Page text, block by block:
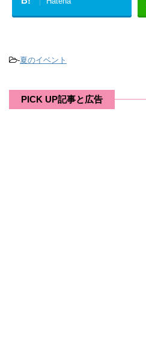
-夏のイベント
PICK UP記事と広告